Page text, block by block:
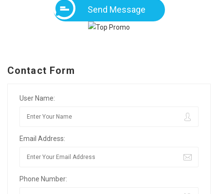
Send Message
Contact Form
User Name:
Email Address:
Phone Number: